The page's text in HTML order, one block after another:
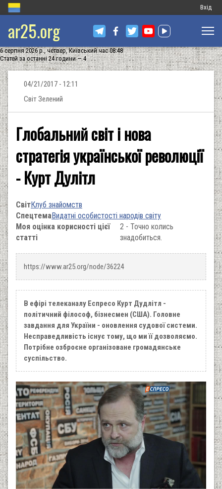
Меню
запису
Вхід
ar25.org
6 серпня 2026 р., четвер, Київський час 08:48
Статей за останні 24 години — 4
04/21/2017 - 12:11
Cвіт Зелений
Глобальний світ і нова
стратегія української революції
- Курт Дулітл
СвітКлуб знайомств
СпецтемаВидатні особистості народів світу
Моя оцінка корисності цієї
статті
2 - Точно колись
знадобиться.
https://www.ar25.org/node/36224
В ефірі телеканалу Еспресо Курт Дудлітл -
політичний філософ, бізнесмен (США). Головне
завдання для України - оновлення судової системи.
Несправедливість існує тому, що ми її дозволяємо.
Потрібне озброєне організоване громадянське
суспільство.